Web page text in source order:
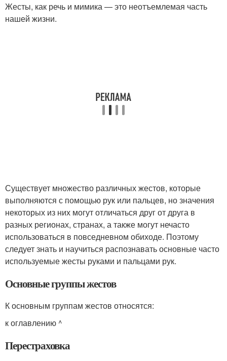
Жесты, как речь и мимика — это неотъемлемая часть
нашей жизни.
Существует множество различных жестов, которые
выполняются с помощью рук или пальцев, но значения
некоторых из них могут отличаться друг от друга в
разных регионах, странах, а также могут нечасто
использоваться в повседневном обиходе. Поэтому
следует знать и научиться распознавать основные часто
используемые жесты руками и пальцами рук.
Основные группы жестов
К основным группам жестов относятся:
к оглавлению ^
Перестраховка